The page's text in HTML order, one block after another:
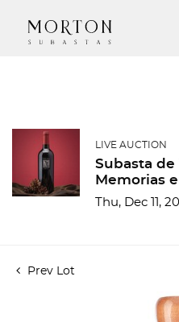
LIVE AUCTION
Subasta de
Memorias
Thu, Dec 11,
Prev Lot